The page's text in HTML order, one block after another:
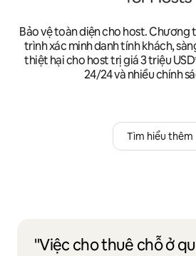
Bảo vệ toàn diện cho host. Chương
trình xác minh danh tính khách,
thiệt hại cho host trị giá 3 triệu
24/24 và nhiều chính
Tìm hiểu thêm
"Việc cho thuê chỗ ở